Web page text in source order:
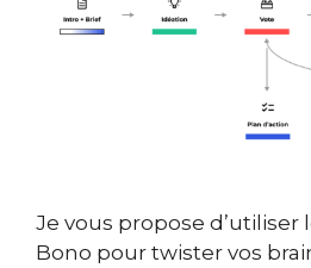
Je vous propose d’utiliser
Bono pour twister vos